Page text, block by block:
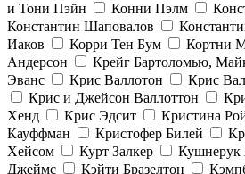
и Тони Пэйн
Конни Пэлм
Константин Шаповалов
Иаков
Корри Тен Бум
Кортни
Андерсон
Крейг Бартоломью,
Эванс
Крис Валлотон
Крис
Крис и Джейсон Валлоттон
Хенд
Крис Эдсит Кристина
Кауффман
Кристофер Билей
Хейсом
Курт Залкер Кушнерук
Джеймс
Кэйти Бразелтон